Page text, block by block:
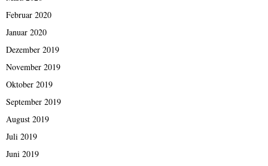
Februar 2020
Januar 2020
Dezember 2019
November 2019
Oktober 2019
September 2019
August 2019
Juli 2019
Juni 2019